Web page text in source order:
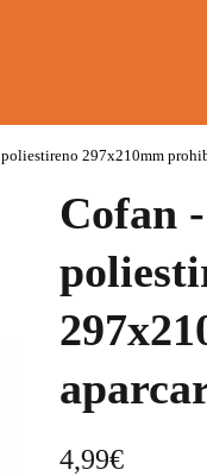
297x210mm
Cofan
4,99€